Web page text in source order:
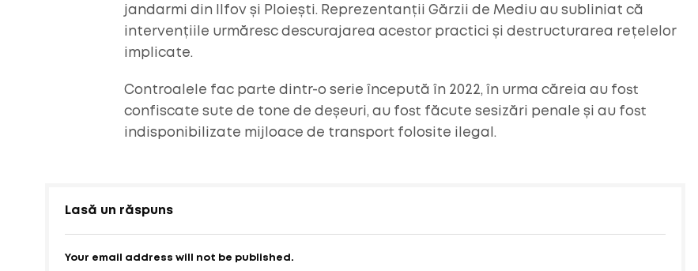
jandarmi din Ilfov și Ploiești. Reprezentanții Gărzii de Mediu au subliniat că
intervențiile urmăresc descurajarea acestor practici și destructurarea rețelelor
implicate.
Controalele fac parte dintr-o serie începută în 2022, în urma căreia au fost
confiscate sute de tone de deșeuri, au fost făcute sesizări penale și au fost
indisponibilizate mijloace de transport folosite ilegal.
Lasă un răspuns
Your email address will not be published.